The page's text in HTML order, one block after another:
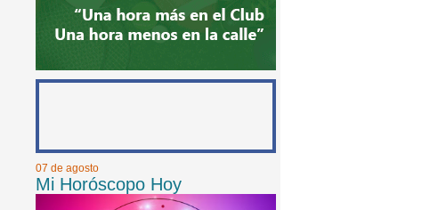
07 de agosto
Mi Horóscopo Hoy